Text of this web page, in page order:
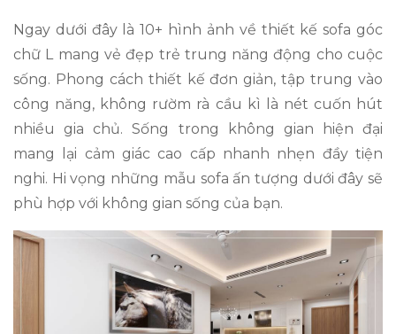
Ngay dưới đây là 10+ hình ảnh về thiết kế sofa góc
chữ L mang vẻ đẹp trẻ trung năng động cho cuộc
sống. Phong cách thiết kế đơn giản, tập trung vào
công năng, không rườm rà cầu kì là nét cuốn hút
nhiều gia chủ. Sống trong không gian hiện đại
mang lại cảm giác cao cấp nhanh nhẹn đầy tiện
nghi. Hi vọng những mẫu sofa ấn tượng dưới đây sẽ
phù hợp với không gian sống của bạn.